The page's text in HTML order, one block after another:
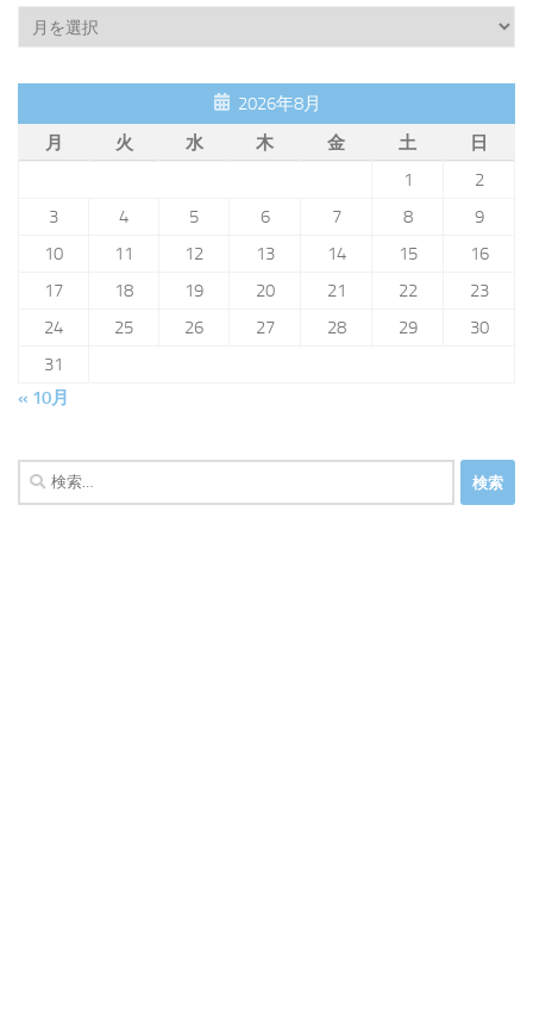
Archive
2026年8月
月
火 水 木 金 土
日
1
2
3
4 5 6 7 8
9
10
11 12 13 14 15
16
17
18 19 20 21 22
23
24
25 26 27 28 29
30
31
« 10月
検
索: